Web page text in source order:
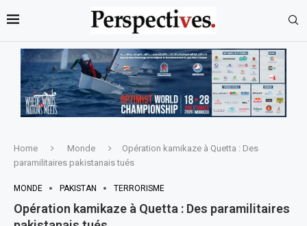
Home Monde
Opération kamikaze à Quetta : Des
paramilitaires pakistanais tués
MONDE PAKISTAN TERRORISME
Opération kamikaze à Quetta : Des paramilitaires